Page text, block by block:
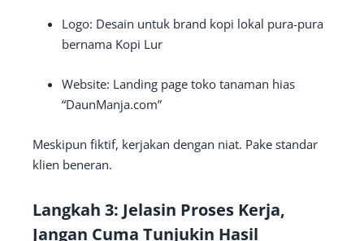
Logo: Desain untuk brand kopi lokal pura-pura
bernama Kopi Lur
Website: Landing page toko tanaman hias
“DaunManja.com”
Meskipun fiktif, kerjakan dengan niat. Pake standar
klien beneran.
Langkah 3: Jelasin Proses Kerja,
Jangan Cuma Tunjukin Hasil